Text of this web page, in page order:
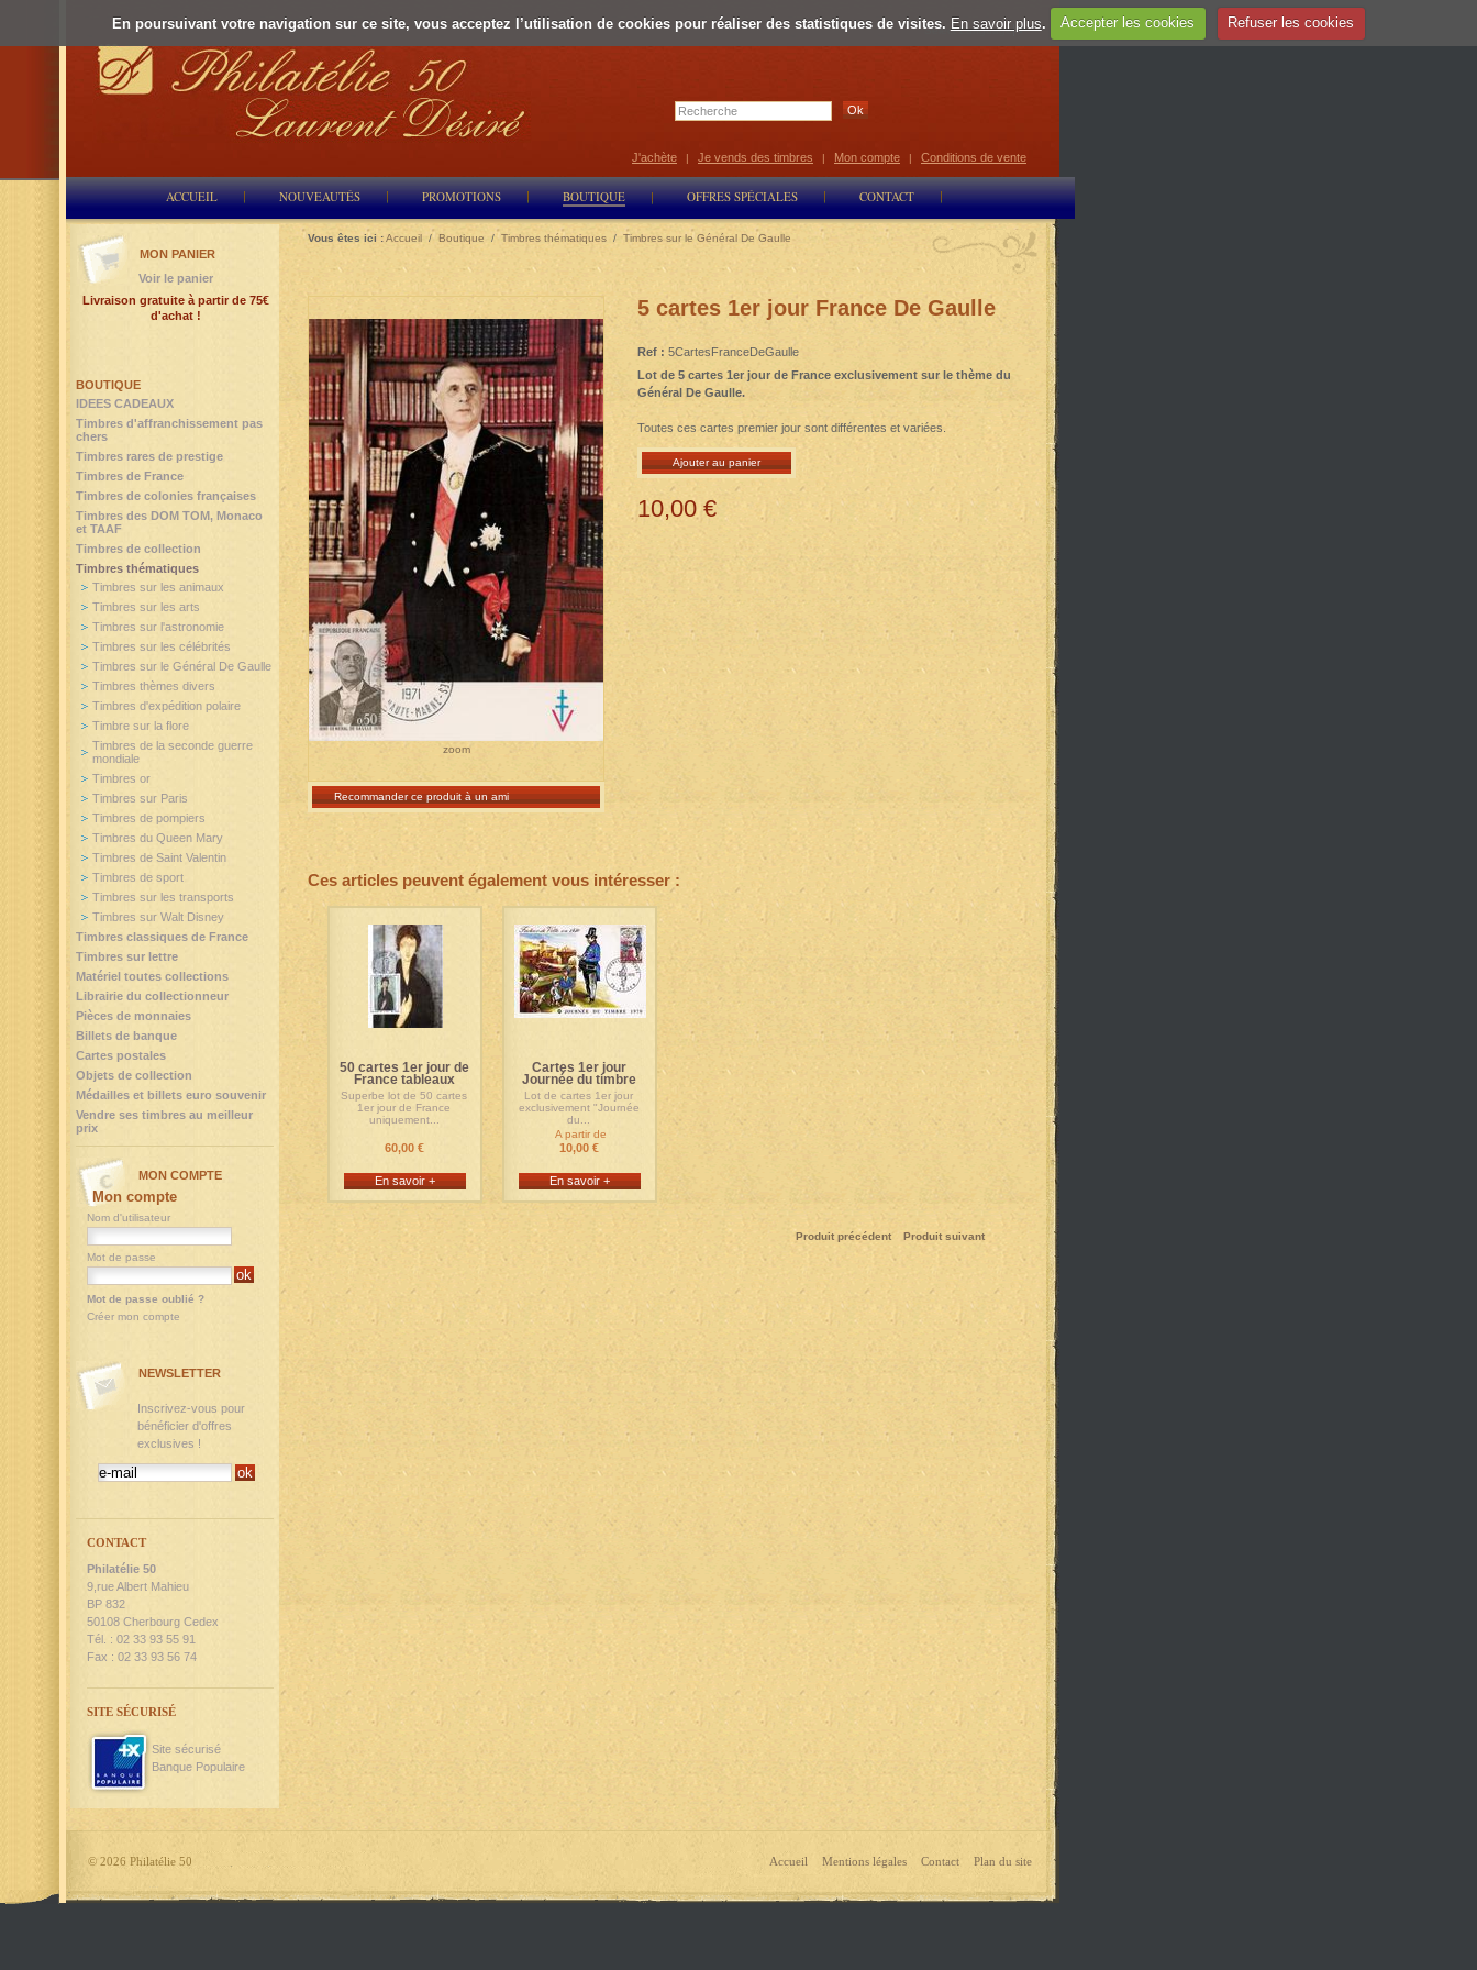
En poursuivant votre navigation sur ce site, vous acceptez l’utilisation de cookies pour réaliser des statistiques de visites. En savoir plus. Accepter les cookies Refuser les cookies
Select Language ▼
ACCUEIL NOUVEAUTÉS PROMOTIONS BOUTIQUE OFFRES SPÉCIALES CONTACT
J'achète | Je vends des timbres | Mon compte | Conditions de vente
Vous êtes ici :Accueil / Boutique /Timbres thématiques / Timbres sur le Général De Gaulle
zoom
Recommander ce produit à un ami
5 cartes 1er jour France De Gaulle
Ref : 5CartesFranceDeGaulle
Lot de 5 cartes 1er jour de France exclusivement sur le thème du
Général De Gaulle.
Toutes ces cartes premier jour sont différentes et variées.
Ajouter au panier
10,00 €
Ces articles peuvent également vous intéresser :
50 cartes 1er jour de
France tableaux
Superbe lot de 50 cartes
1er jour de France
uniquement...
60,00 €
En savoir +
Cartes 1er jour
Journée du timbre
Lot de cartes 1er jour
exclusivement "Journée
du...
A partir de
10,00 €
En savoir +
Produit précédent Produit suivant
BOUTIQUE
IDEES CADEAUX
Timbres d'affranchissement pas
chers
Timbres rares de prestige
Timbres de France
Timbres de colonies françaises
Timbres des DOM TOM, Monaco
et TAAF
Timbres de collection
Timbres thématiques
Timbres sur les animaux
Timbres sur les arts
Timbres sur l'astronomie
Timbres sur les célébrités
Timbres sur le Général De Gaulle
Timbres thèmes divers
Timbres d'expédition polaire
Timbre sur la flore
Timbres de la seconde guerre
mondiale
Timbres or
Timbres sur Paris
Timbres de pompiers
Timbres du Queen Mary
Timbres de Saint Valentin
Timbres de sport
Timbres sur les transports
Timbres sur Walt Disney
Timbres classiques de France
Timbres sur lettre
Matériel toutes collections
Librairie du collectionneur
Pièces de monnaies
Billets de banque
Cartes postales
Objets de collection
Médailles et billets euro souvenir
Vendre ses timbres au meilleur
prix
MON PANIER
Voir le panier
Livraison gratuite à partir de 75€
d'achat !
MON COMPTE
Mon compte
Nom d'utilisateur
Mot de passe
Mot de passe oublié ?
Créer mon compte
NEWSLETTER
Inscrivez-vous pour
bénéficier d'offres
exclusives !
CONTACT
Philatélie 50
9,rue Albert Mahieu
BP 832
50108 Cherbourg Cedex
Tél. : 02 33 93 55 91
Fax : 02 33 93 56 74
SITE SÉCURISÉ
Site sécurisé
Banque Populaire
Accueil Mentions légales Contact Plan du site
© 2026 Philatélie 50